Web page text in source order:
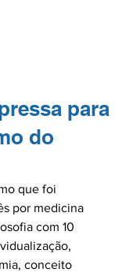
para
do
que foi
por medicina
com 10
conceito